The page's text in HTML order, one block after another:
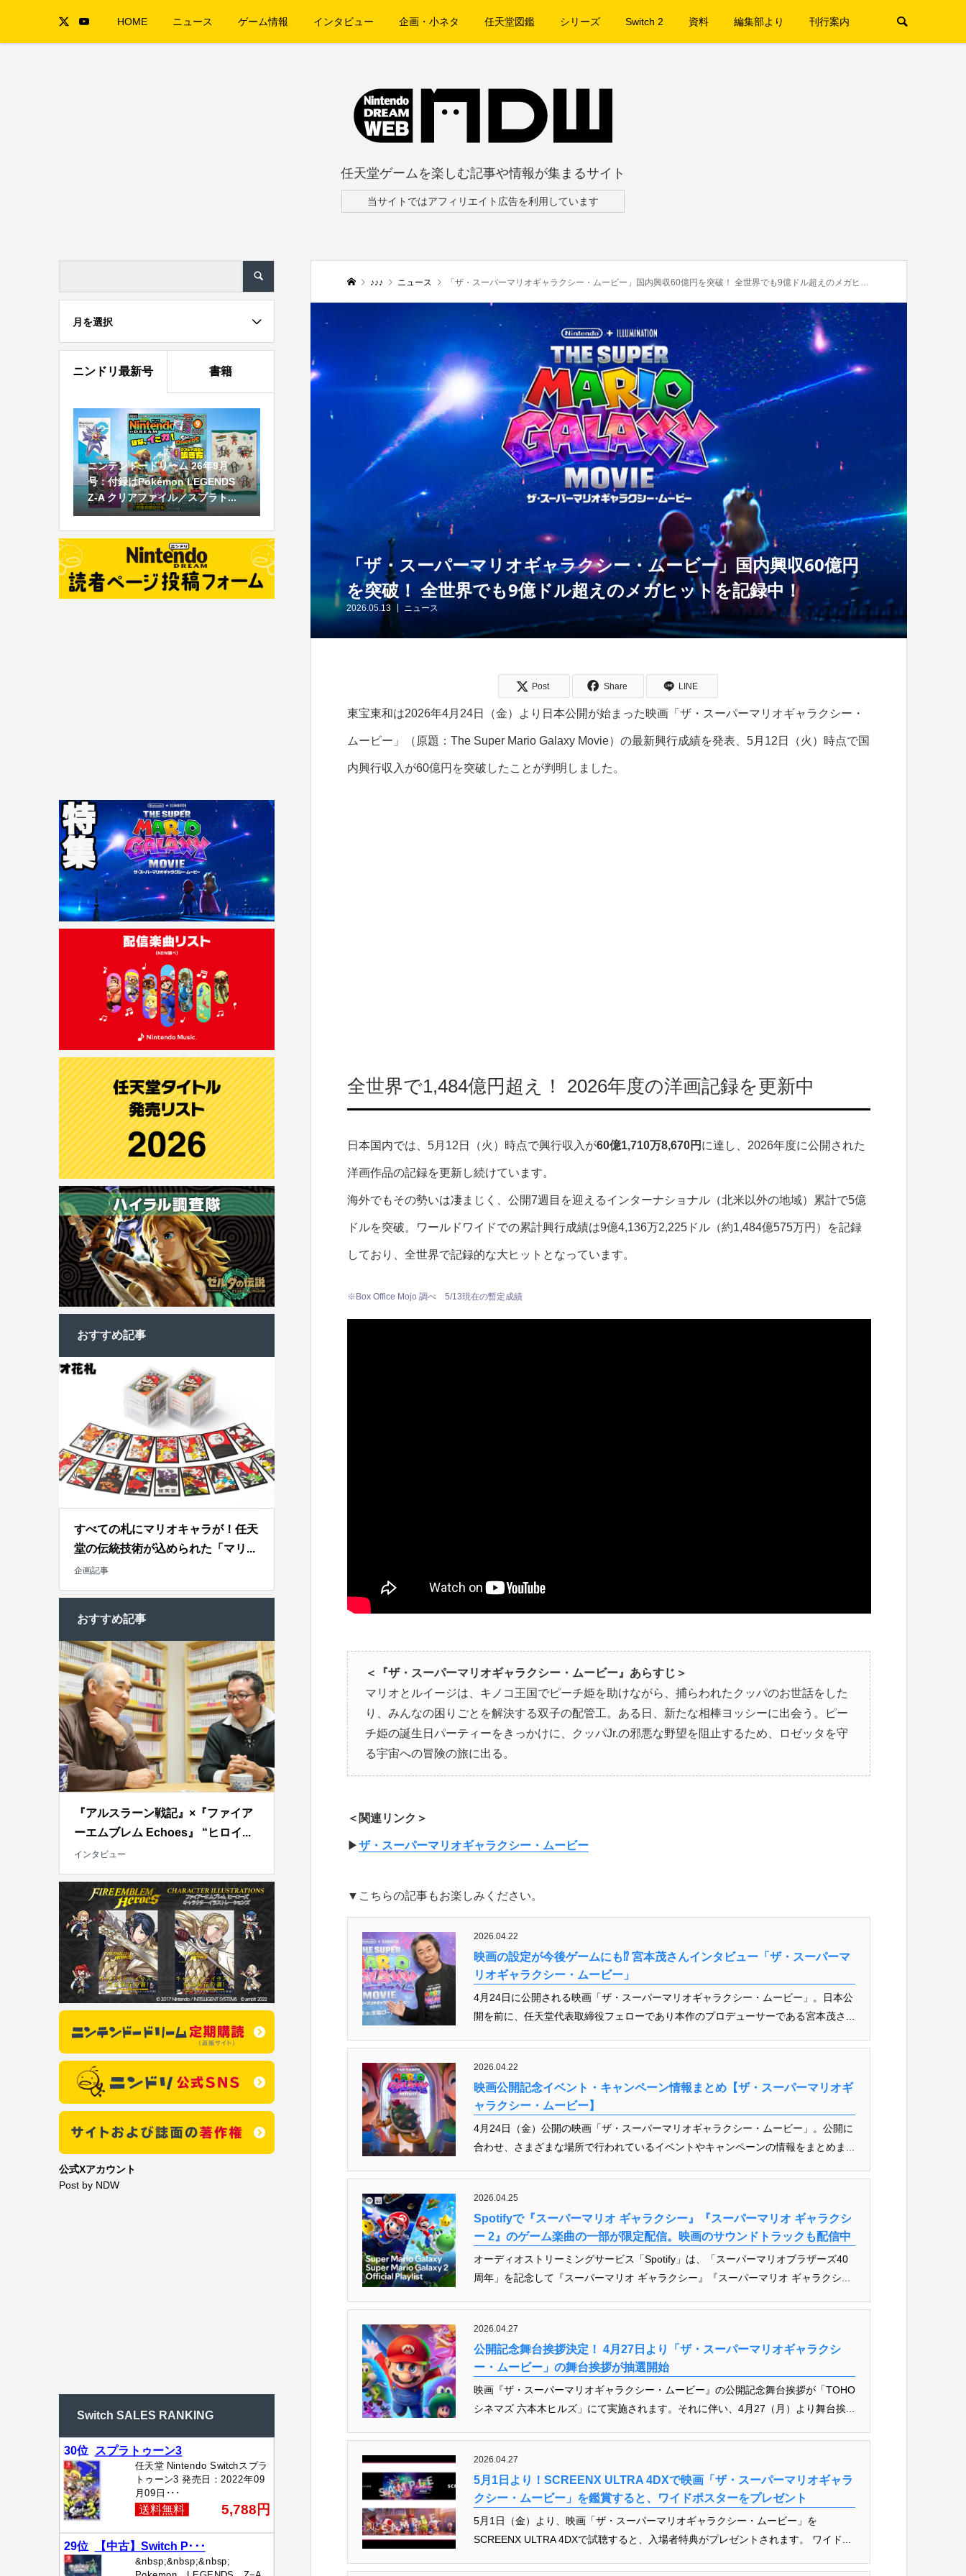
HOME ニュース ゲーム情報 インタビュー 企画・小ネタ 任天堂図鑑 シリーズ Switch 2 資料 編集部より 刊行案内
任天堂ゲームを楽しむ記事や情報が集まるサイト
当サイトではアフィリエイト広告を利用しています
♪♪♪ ニュース 「ザ・スーパーマリオギャラクシー・ムービー」国内興収60億円を突破！ 全世界でも9億ドル超えのメガヒットを記録中！
「ザ・スーパーマリオギャラクシー・ムービー」国内興収60億円
を突破！ 全世界でも9億ドル超えのメガヒットを記録中！
2026.05.13 ニュース
Post Share LINE
東宝東和は2026年4月24日（金）より日本公開が始まった映画「ザ・スーパーマリオギャラクシー・
ムービー」（原題：The Super Mario Galaxy Movie）の最新興行成績を発表、5月12日（火）時点で国
内興行収入が60億円を突破したことが判明しました。
全世界で1,484億円超え！ 2026年度の洋画記録を更新中
日本国内では、5月12日（火）時点で興行収入が60億1,710万8,670円 に達し、2026年度に公開された
洋画作品の記録を更新し続けています。
海外でもその勢いは凄まじく、公開7週目を迎えるインターナショナル（北米以外の地域）累計で5億
ドルを突破。ワールドワイドでの累計興行成績は9億4,136万2,225ドル（約1,484億575万円）を記録
しており、全世界で記録的な大ヒットとなっています。
※Box Office Mojo 調べ 5/13現在の暫定成績
＜『ザ・スーパーマリオギャラクシー・ムービー』あらすじ＞
マリオとルイージは、キノコ王国でピーチ姫を助けながら、捕らわれたクッパのお世話をした
り、みんなの困りごとを解決する双子の配管工。ある日、新たな相棒ヨッシーに出会う。ピー
チ姫の誕生日パーティーをきっかけに、クッパJr.の邪悪な野望を阻止するため、ロゼッタを守
る宇宙への冒険の旅に出る。
＜関連リンク＞
▶︎ザ・スーパーマリオギャラクシー・ムービー
▼こちらの記事もお楽しみください。
2026.04.22
映画の設定が今後ゲームにも⁉︎ 宮本茂さんインタビュー「ザ・スーパーマ
リオギャラクシー・ムービー」
4月24日に公開される映画「ザ・スーパーマリオギャラクシー・ムービー」。日本公
開を前に、任天堂代表取締役フェローであり本作のプロデューサーである宮本茂さ...
2026.04.22
映画公開記念イベント・キャンペーン情報まとめ【ザ・スーパーマリオギ
ャラクシー・ムービー】
4月24日（金）公開の映画「ザ・スーパーマリオギャラクシー・ムービー」。公開に
合わせ、さまざまな場所で行われているイベントやキャンペーンの情報をまとめま...
2026.04.25
Spotifyで『スーパーマリオ ギャラクシー』『スーパーマリオ ギャラクシ
ー 2』のゲーム楽曲の一部が限定配信。映画のサウンドトラックも配信中
オーディオストリーミングサービス「Spotify」は、「スーパーマリオブラザーズ40
周年」を記念して『スーパーマリオ ギャラクシー』『スーパーマリオ ギャラクシ...
2026.04.27
公開記念舞台挨拶決定！ 4月27日より「ザ・スーパーマリオギャラクシ
ー・ムービー」の舞台挨拶が抽選開始
映画『ザ・スーパーマリオギャラクシー・ムービー』の公開記念舞台挨拶が「TOHO
シネマズ 六本木ヒルズ」にて実施されます。それに伴い、4月27（月）より舞台挨...
2026.04.27
5月1日より！SCREENX ULTRA 4DXで映画「ザ・スーパーマリオギャラ
クシー・ムービー」を鑑賞すると、ワイドポスターをプレゼント
5月1日（金）より、映画「ザ・スーパーマリオギャラクシー・ムービー」を
SCREENX ULTRA 4DXで試聴すると、入場者特典がプレゼントされます。 ワイド...
月を選択
ニンドリ最新号 書籍
ニンテンドードリーム 26年9月
号：付録はPokémon LEGENDS
Z-A クリアファイル／スプラト...
おすすめ記事
すべての札にマリオキャラが！任天
堂の伝統技術が込められた「マリ...
企画記事
おすすめ記事
『アルスラーン戦記』×『ファイア
ーエムブレム Echoes』 “ヒロイ...
インタビュー
公式Xアカウント
Post by NDW
Switch SALES RANKING